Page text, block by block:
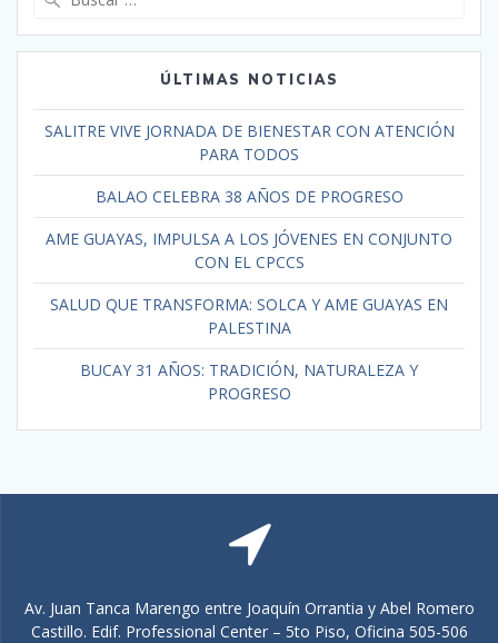
ÚLTIMAS NOTICIAS
SALITRE VIVE JORNADA DE BIENESTAR CON ATENCIÓN
PARA TODOS
BALAO CELEBRA 38 AÑOS DE PROGRESO
AME GUAYAS, IMPULSA A LOS JÓVENES EN CONJUNTO
CON EL CPCCS
SALUD QUE TRANSFORMA: SOLCA Y AME GUAYAS EN
PALESTINA
BUCAY 31 AÑOS: TRADICIÓN, NATURALEZA Y
PROGRESO
Av. Juan Tanca Marengo entre Joaquín Orrantia y Abel Romero
Castillo. Edif. Professional Center – 5to Piso, Oficina 505-506